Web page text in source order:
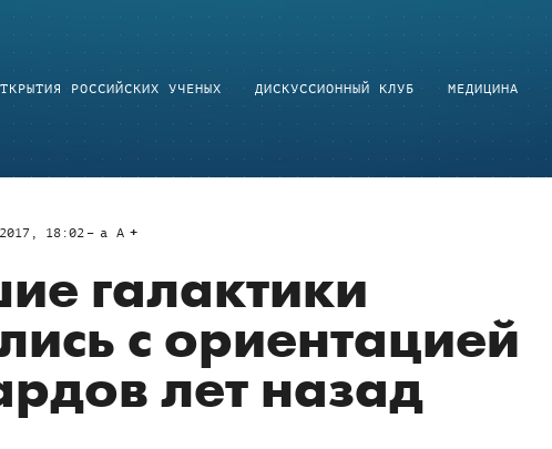
РОССИЙСКИХ УЧЕНЫХ ДИСКУССИОННЫЙ КЛУБ МЕДИЦИНА
18:02 a A
галактики
с ориентацией
лет назад